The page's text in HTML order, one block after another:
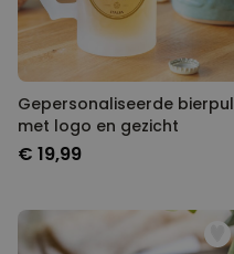
Gepersonaliseerde bierpul
met logo en gezicht
€ 19,99